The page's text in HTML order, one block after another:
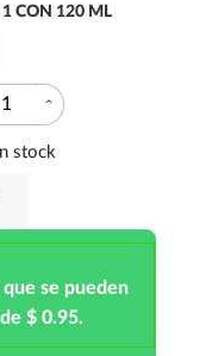
1 CON 120 ML
expand_less
stock
se pueden
$ 0.95.